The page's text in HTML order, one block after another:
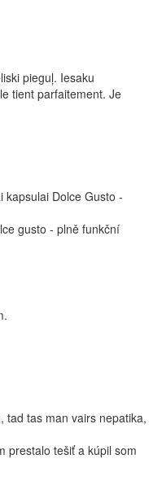
pieguļ. Iesaku
tient parfaitement. Je
kapsulai Dolce Gusto -
gusto - plně funkční
tad tas man vairs nepatika,
prestalo tešiť a kúpil som